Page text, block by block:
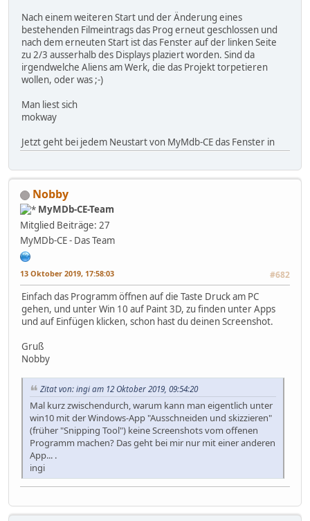
Nach einem weiteren Start und der Änderung eines
bestehenden Filmeintrags das Prog erneut geschlossen und
nach dem erneuten Start ist das Fenster auf der linken Seite
zu 2/3 ausserhalb des Displays plaziert worden. Sind da
irgendwelche Aliens am Werk, die das Projekt torpetieren
wollen, oder was ;-)
Man liest sich
mokway
Jetzt geht bei jedem Neustart von MyMdb-CE das Fenster in
Nobby
MyMDb-CE-Team
Mitglied Beiträge: 27
MyMDb-CE - Das Team
13 Oktober 2019, 17:58:03 #682
Einfach das Programm öffnen auf die Taste Druck am PC
gehen, und unter Win 10 auf Paint 3D, zu finden unter Apps
und auf Einfügen klicken, schon hast du deinen Screenshot.
Gruß
Nobby
Zitat von: ingi am 12 Oktober 2019, 09:54:20
Mal kurz zwischendurch, warum kann man eigentlich unter
win10 mit der Windows-App "Ausschneiden und skizzieren"
(früher "Snipping Tool") keine Screenshots vom offenen
Programm machen? Das geht bei mir nur mit einer anderen
App... .
ingi